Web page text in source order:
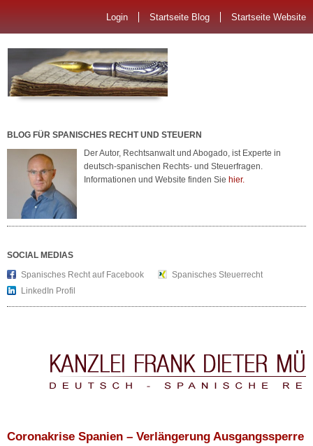
Login Startseite Blog Startseite Website
BLOG FÜR SPANISCHES RECHT UND STEUERN
Der Autor, Rechtsanwalt und Abogado, ist Experte in
deutsch-spanischen Rechts- und Steuerfragen.
Informationen und Website finden Sie hier.
SOCIAL MEDIAS
Spanisches Recht auf Facebook
Spanisches Steuerrecht
LinkedIn Profil
Coronakrise Spanien – Verlängerung Ausgangssperre